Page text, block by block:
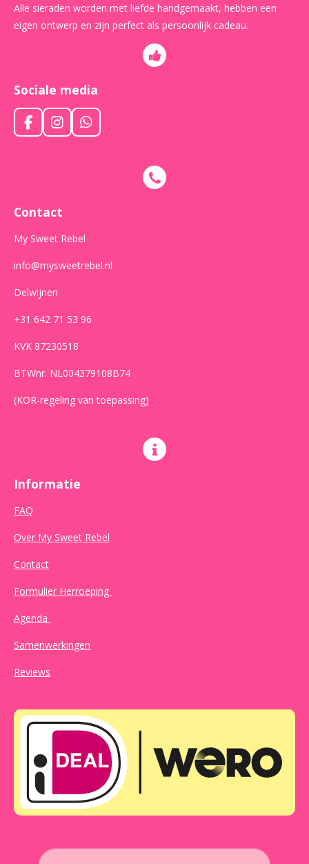
Alle sieraden worden met liefde handgemaakt, hebben een
eigen ontwerp en zijn perfect als persoonlijk cadeau.
Sociale media
F
a
k
I
n
r
a
m
W
h
Contact
My Sweet Rebel
info@mysweetrebel.nl
Delwijnen
+31 642 71 53 96
KVK 87230518
BTWnr. NL004379108B74
(KOR-regeling van toepassing)
Informatie
FAQ
Over My Sweet Rebel
Contact
Formulier Herroeping
Agenda
Samenwerkingen
Reviews